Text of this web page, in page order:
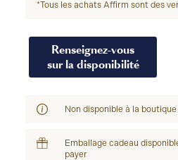
*Tous les achats Affirm sont des
Renseignez-vous
sur la disponibilité
Non disponible à la boutique
Emballage cadeau
payer